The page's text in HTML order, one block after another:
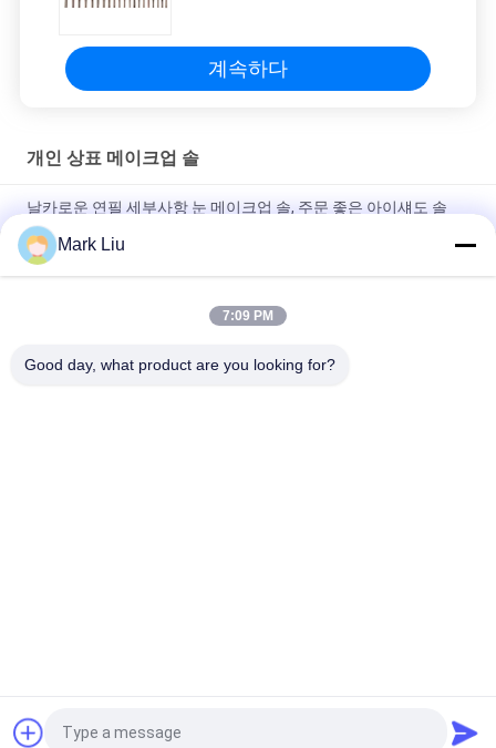
계속하다
개인 상표 메이크업 솔
날카로운 연필 세부사항 눈 메이크업 솔, 주문 좋은 아이섀도 솔
Handmade 큰 2중창 합성섬유 메이크업은 기초/윤곽선을 위해 다
중목적을 솔질합니다
작은 하이라이트 팬 주문 개인 상표 메이크업은 잔혹성을 솔질합
Mark Liu
7:09 PM
Good day, what product are you looking for?